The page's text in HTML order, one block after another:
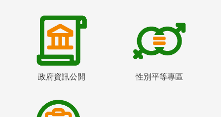
政府資訊公開 性別平等專區